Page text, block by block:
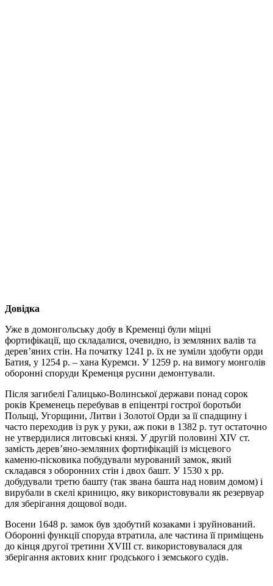
Довідка
Уже в домонгольську добу в Кременці були міцні
фортифікації, що складалися, очевидно, із земляних валів та
дерев’яних стін. На початку 1241 р. їх не зуміли здобути орди
Батия, у 1254 р. – хана Куремси. У 1259 р. на вимогу монголів
оборонні споруди Кременця русини демонтували.
Після загибелі Галицько-Волинської держави понад сорок
років Кременець перебував в епіцентрі гострої боротьби
Польщі, Угорщини, Литви і Золотої Орди за її спадщину і
часто переходив із рук у руки, аж поки в 1382 р. тут остаточно
не утвердилися литовські князі. У другій половині XIV ст.
замість дерев’яно-земляних фортифікацій із місцевого
каменю-пісковика побудували мурований замок, який
складався з оборонних стін і двох башт. У 1530 х рр.
добудували третю башту (так звана башта над новим домом) і
вирубали в скелі криницю, яку використовували як резервуар
для зберігання дощової води.
Восени 1648 р. замок був здобутий козаками і зруйнований.
Оборонні функції споруда втратила, але частина її приміщень
до кінця другої третини XVIII ст. використовувалася для
зберігання актових книг ґродського і земського судів.